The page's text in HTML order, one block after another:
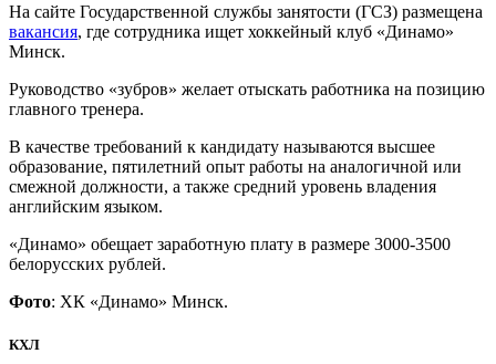
На сайте Государственной службы занятости (ГСЗ) размещена
вакансия, где сотрудника ищет хоккейный клуб «Динамо»
Минск.
Руководство «зубров» желает отыскать работника на позицию
главного тренера.
В качестве требований к кандидату называются высшее
образование, пятилетний опыт работы на аналогичной или
смежной должности, а также средний уровень владения
английским языком.
«Динамо» обещает заработную плату в размере 3000-3500
белорусских рублей.
Фото: ХК «Динамо» Минск.
КХЛ